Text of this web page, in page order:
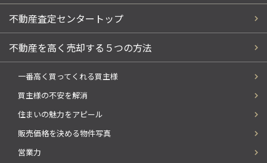
不動産査定センタートップ
不動産を高く売却する５つの方法
一番高く買ってくれる買主様
買主様の不安を解消
住まいの魅力をアピール
販売価格を決める物件写真
営業力